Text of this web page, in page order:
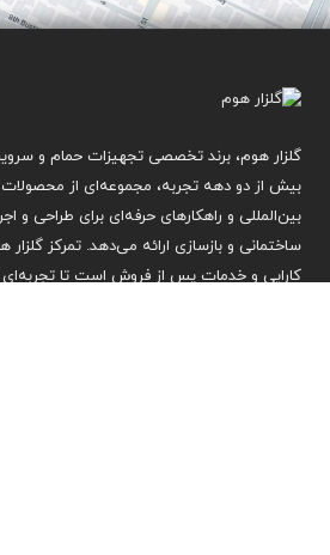
گلزار هوم، برند تخصصی تجهیزات حمام و
بیش از دو دهه تجربه، مجموعه‌ای از محصولات
بین‌المللی و راهکارهای حرفه‌ای برای طراحی و
ساختمانی و بازسازی ارائه می‌دهد. تمرکز گلزار
کارایی و خدمات پس از فروش است تا تجربه‌ای